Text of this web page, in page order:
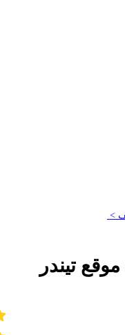
>